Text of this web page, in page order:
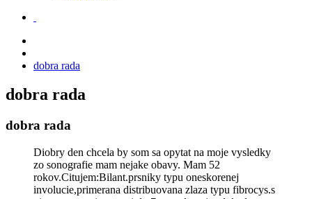
dobra rada
dobra rada
dobra rada
Diobry den chcela by som sa opytat na moje vysledky
zo sonografie mam nejake obavy. Mam 52
rokov.Citujem:Bilant.prsniky typu oneskorenej
involucie,primerana distribuovana zlaza typu fibrocys.s